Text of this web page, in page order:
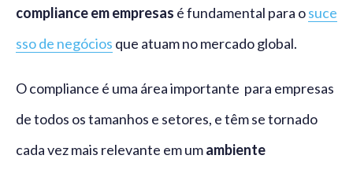
compliance em empresas é fundamental para osuce
sso de negócios que atuam no mercado global.
O compliance é uma área importante para empresas
de todos os tamanhos e setores, e têm se tornado
cada vez mais relevante em umambiente